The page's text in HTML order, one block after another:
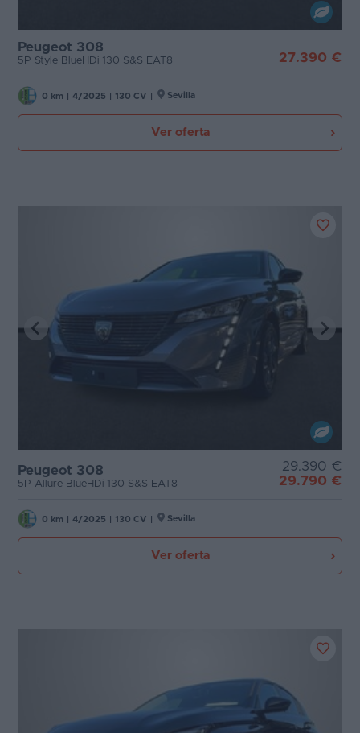
Peugeot 308
5P Style BlueHDi 130 S&S EAT8 27.390 €
0 km 4/2025 130 CV Sevilla
Ver oferta
Peugeot 308
5P Allure BlueHDi 130 S&S EAT8
29.390 €
29.790 €
0 km 4/2025 130 CV Sevilla
Ver oferta